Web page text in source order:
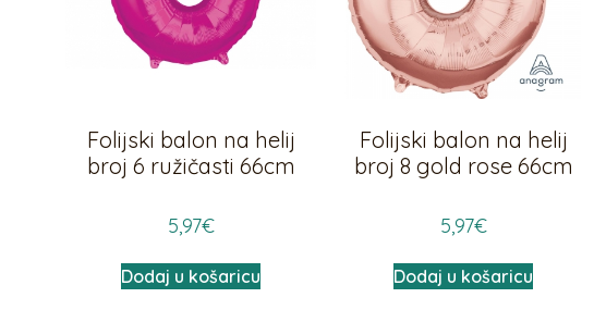
Folijski balon na helij
broj 6 ružičasti 66cm
5,97€
Dodaj u košaricu
Folijski balon na helij
broj 8 gold rose 66cm
5,97€
Dodaj u košaricu